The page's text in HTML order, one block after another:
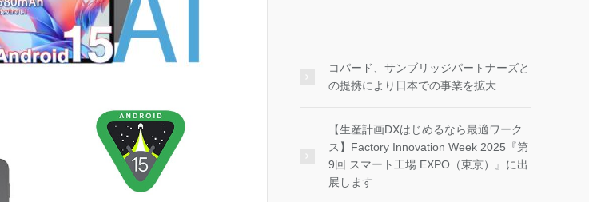
コパード、サンブリッジパートナーズと
の提携により日本での事業を拡大
【生産計画DXはじめるなら最適ワーク
ス】Factory Innovation Week 2025『第
9回 スマート工場 EXPO（東京）』に出
展します